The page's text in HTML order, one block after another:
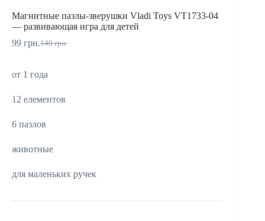
Магнитные пазлы-зверушки Vladi Toys VT1733-04
— развивающая игра для детей
140грн.
99 грн.
от 1 года
12 елементов
6 пазлов
животные
для маленьких ручек